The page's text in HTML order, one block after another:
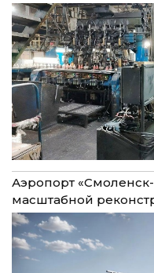
Аэропорт
масштабной